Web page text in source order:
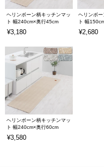
ヘリンボーン柄キッチンマッ
ト 幅240cm×奥行45cm
¥3,180
ヘリンボ
ト 幅
¥2,680
ヘリンボーン柄キッチンマッ
ト 幅240cm×奥行60cm
¥3,580